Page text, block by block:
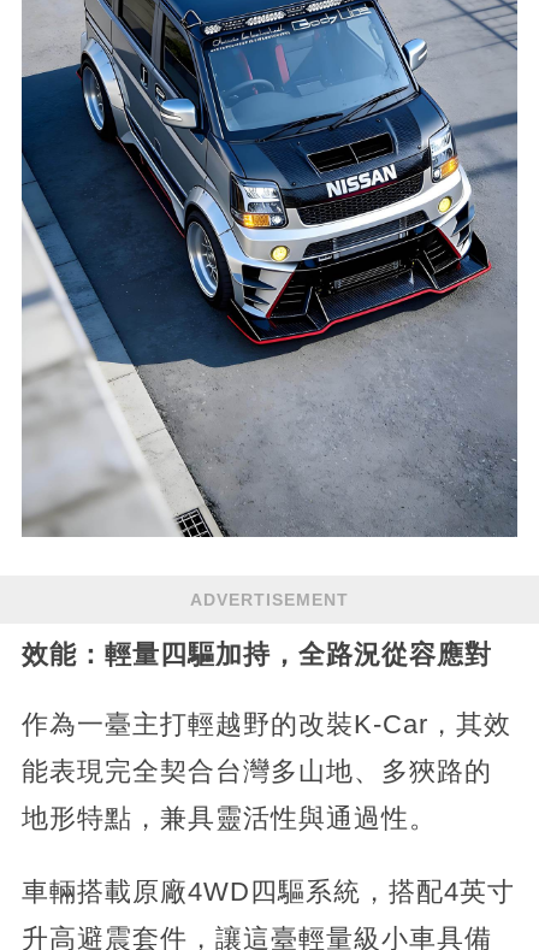
ADVERTISEMENT
效能：輕量四驅加持，全路況從容應對
作為一臺主打輕越野的改裝K-Car，其效
能表現完全契合台灣多山地、多狹路的
地形特點，兼具靈活性與通過性。
車輛搭載原廠4WD四驅系統，搭配4英寸
升高避震套件，讓這臺輕量級小車具備